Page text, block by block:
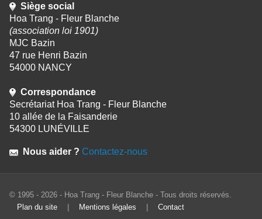
Siège social
Hoa Trang - Fleur Blanche
(association loi 1901)
MJC Bazin
47 rue Henri Bazin
54000 NANCY
Correspondance
Secrétariat Hoa Trang - Fleur Blanche
10 allée de la Faisanderie
54300 LUNÉVILLE
Nous aider ? Contactez-nous
© 1995 - 2026 - Hoa Trang - Fleur Blanche - Tous droits réservés.
Plan du site
Mentions légales Contact